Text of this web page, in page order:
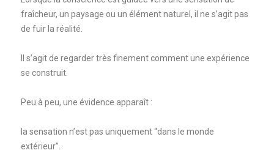
fraîcheur, un paysage ou un élément naturel, il ne s’agit pas
de fuir la réalité.
Il s’agit de regarder très finement comment une expérience
se construit.
Peu à peu, une évidence apparaît :
la sensation n’est pas uniquement “dans le monde
extérieur”.